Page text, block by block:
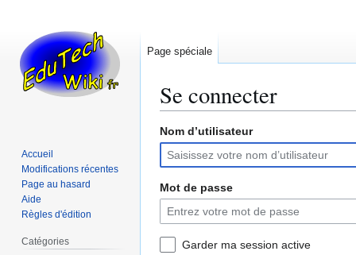
Se connecter
Aller
la
navigation
Aller
la
recherche
Nom d’utilisateur
Mot de passe
Garder ma session active
Page spéciale
Accueil
Modifications récentes
Page au hasard
Aide
Règles d'édition
Catégories